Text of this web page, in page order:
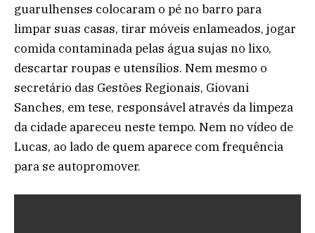
guarulhenses colocaram o pé no barro para
limpar suas casas, tirar móveis enlameados, jogar
comida contaminada pelas água sujas no lixo,
descartar roupas e utensílios. Nem mesmo o
secretário das Gestões Regionais, Giovani
Sanches, em tese, responsável através da limpeza
da cidade apareceu neste tempo. Nem no vídeo de
Lucas, ao lado de quem aparece com frequência
para se autopromover.